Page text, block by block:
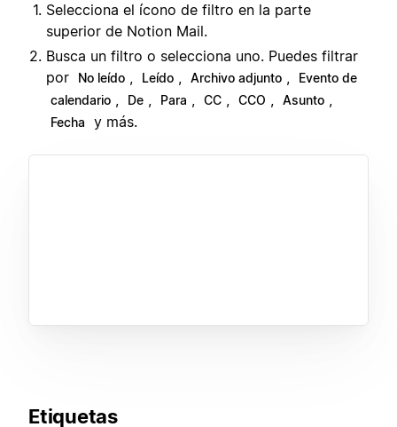
Selecciona el ícono de filtro en la parte
superior de Notion Mail.
Busca un filtro o selecciona uno. Puedes filtrar
por
No leído , Leído , Archivo adjunto ,
Evento de
calendario , De , Para , CC , CCO , Asunto ,
Fecha y más.
Etiquetas